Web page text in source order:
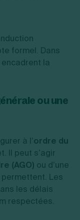
formel. Dans
la
ou une
à l’ordre du
Il peut s’agir
(AGO) ou d’une
Les
les délais
respectées.